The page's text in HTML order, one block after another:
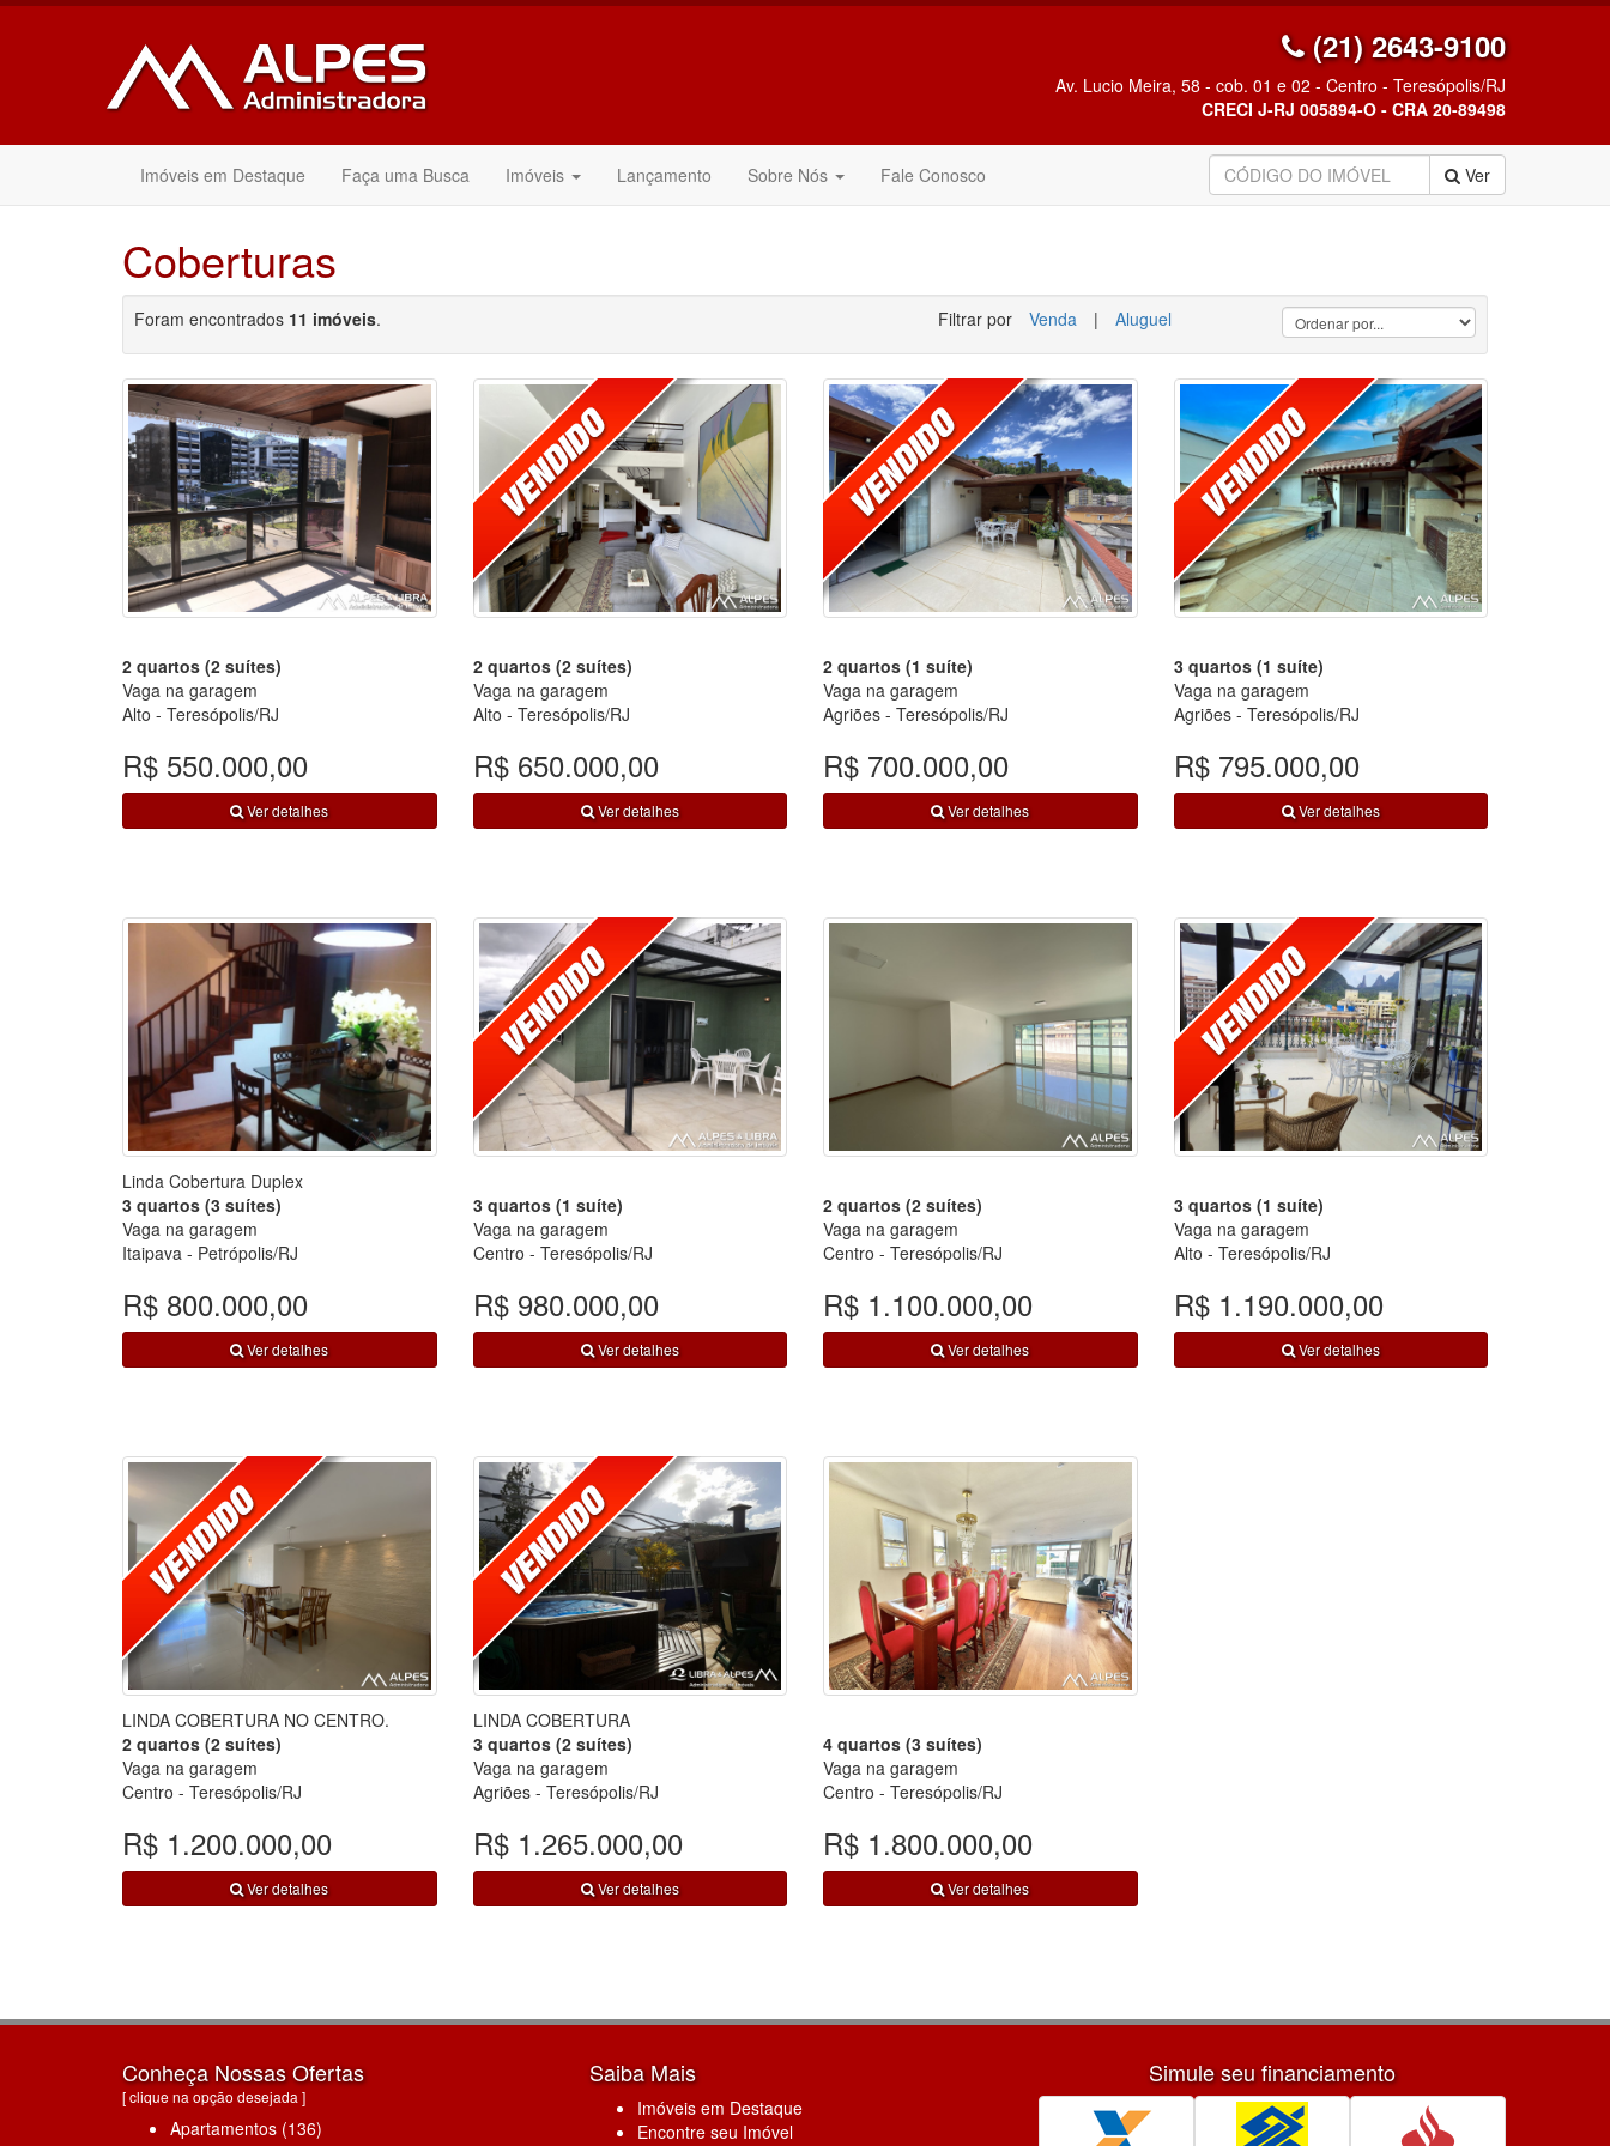
(21) 2643-9100
Av. Lucio Meira, 58 - cob. 01 e 02 - Centro - Teresópolis/RJ
CRECI J-RJ 005894-O - CRA 20-89498
Imóveis em Destaque Faça uma Busca Imóveis Lançamento Sobre Nós Fale Conosco Ver
Coberturas
Foram encontrados 11 imóveis. Filtrar por Venda | Aluguel
2 quartos (2 suítes)
Vaga na garagem
Alto - Teresópolis/RJ
R$ 550.000,00
Ver detalhes
2 quartos (2 suítes)
Vaga na garagem
Alto - Teresópolis/RJ
R$ 650.000,00
Ver detalhes
2 quartos (1 suíte)
Vaga na garagem
Agriões - Teresópolis/RJ
R$ 700.000,00
Ver detalhes
3 quartos (1 suíte)
Vaga na garagem
Agriões - Teresópolis/RJ
R$ 795.000,00
Ver detalhes
Linda Cobertura Duplex
3 quartos (3 suítes)
Vaga na garagem
Itaipava - Petrópolis/RJ
R$ 800.000,00
Ver detalhes
3 quartos (1 suíte)
Vaga na garagem
Centro - Teresópolis/RJ
R$ 980.000,00
Ver detalhes
2 quartos (2 suítes)
Vaga na garagem
Centro - Teresópolis/RJ
R$ 1.100.000,00
Ver detalhes
3 quartos (1 suíte)
Vaga na garagem
Alto - Teresópolis/RJ
R$ 1.190.000,00
Ver detalhes
LINDA COBERTURA NO CENTRO.
2 quartos (2 suítes)
Vaga na garagem
Centro - Teresópolis/RJ
R$ 1.200.000,00
Ver detalhes
LINDA COBERTURA
3 quartos (2 suítes)
Vaga na garagem
Agriões - Teresópolis/RJ
R$ 1.265.000,00
Ver detalhes
4 quartos (3 suítes)
Vaga na garagem
Centro - Teresópolis/RJ
R$ 1.800.000,00
Ver detalhes
Conheça Nossas Ofertas
[ clique na opção desejada ]
Apartamentos (136)
Saiba Mais
Imóveis em Destaque
Encontre seu Imóvel
Simule seu financiamento